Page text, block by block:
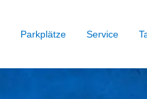
Parkplätze Service